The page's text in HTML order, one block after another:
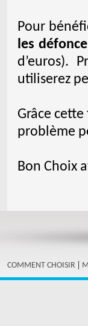
Pour
les
d’euros).
utiliserez
Grâce
problème
Bon Choix
COMMENT CHOISIR |